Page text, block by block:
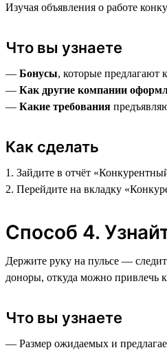
Изучая объявления о работе
Что вы узнаете
— Бонусы, которые предлагают
— Как другие компании
— Какие требования
Как сделать
1. Зайдите в отчёт
2. Перейдите на вкладку
Способ 4.
Держите руку на пульсе —
доноры, откуда можно привлечь
Что вы узнаете
— Размер ожидаемых и